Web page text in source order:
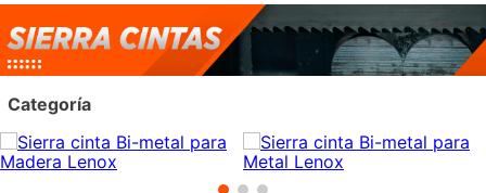
Categoría
TÉRMINOS MÁS BUSCADOS
1.
inversora
sierra sable